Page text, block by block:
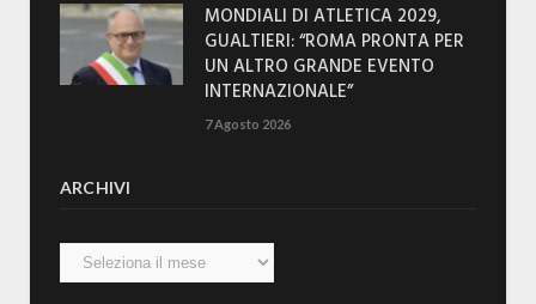
MONDIALI DI ATLETICA 2029,
GUALTIERI: “ROMA PRONTA PER
UN ALTRO GRANDE EVENTO
INTERNAZIONALE”
7 Agosto 2026
ARCHIVI
Archivi